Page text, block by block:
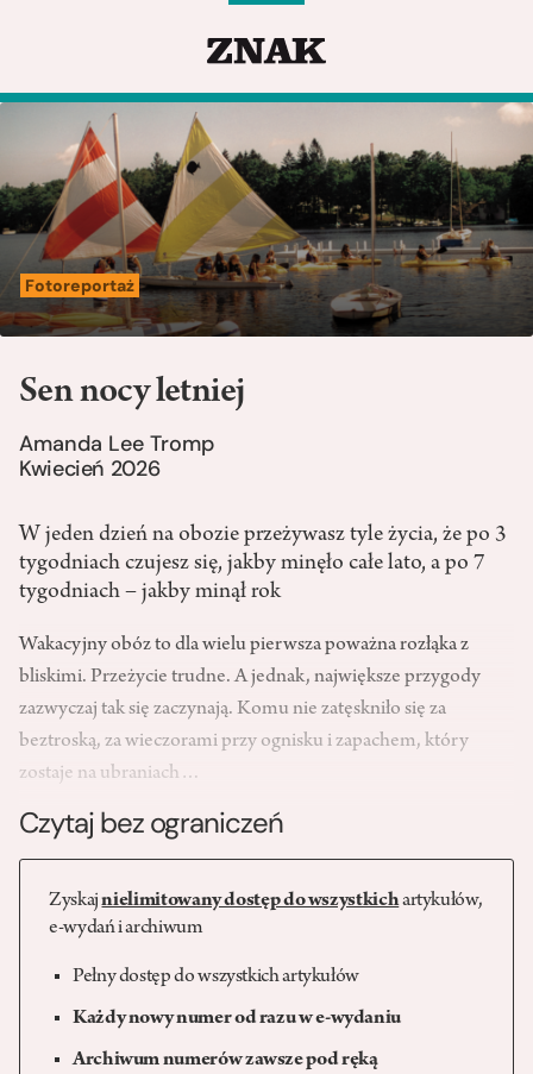
Fotoreportaż
Sen nocy letniej
Amanda Lee Tromp
Kwiecień 2026
W jeden dzień na obozie przeżywasz tyle życia, że po 3
tygodniach czujesz się, jakby minęło całe lato, a po 7
tygodniach – jakby minął rok
Wakacyjny obóz to dla wielu pierwsza poważna rozłąka z
bliskimi. Przeżycie trudne. A jednak, największe przygody
zazwyczaj tak się zaczynają. Komu nie zatęskniło się za
beztroską, za wieczorami przy ognisku i zapachem, który
zostaje na ubraniach…
Czytaj bez ograniczeń
Zyskajnielimitowany dostęp do wszystkichartykułów,
e-wydań i archiwum
Pełny dostęp do wszystkich artykułów
Każdy nowy numer od razu w e-wydaniu
Archiwum numerów zawsze pod ręką